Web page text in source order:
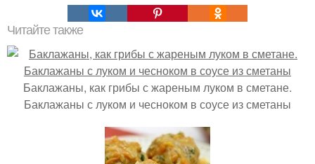
Читайте также
Баклажаны, как грибы с жареным луком в сметане.
Баклажаны с луком и чесноком в соусе из сметаны